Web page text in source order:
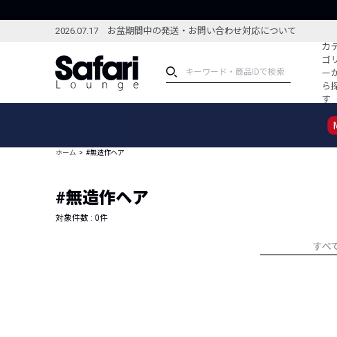
2026.07.17 お盆期間中の発送・お問い合わせ対応について
カ
ゴリ
ー
ら
す
ブランドから探す
新着アイテム
編集部のおすすめアイテム
ホーム #無造作ヘア
#無造作ヘア
対象件数 : 0件
すべ